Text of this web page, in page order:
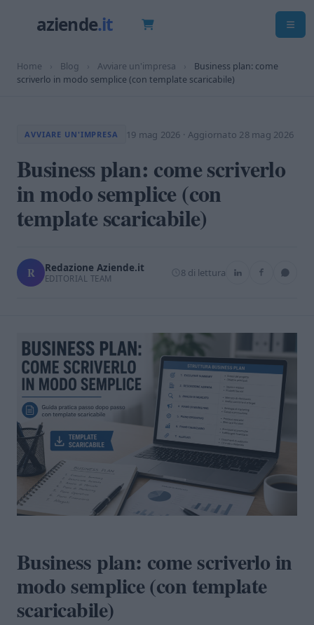
Home › Blog › Avviare un'impresa ›
Business plan: come
scriverlo in modo semplice (con template scaricabile)
AVVIARE UN'IMPRESA 19 mag 2026 · Aggiornato 28 mag 2026
Business plan: come scriverlo
in modo semplice (con
template scaricabile)
R Redazione Aziende.it
EDITORIAL TEAM 8 di lettura
Business plan: come scriverlo in
modo semplice (con template
scaricabile)